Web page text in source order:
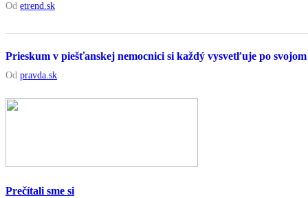
Od etrend.sk
Prieskum v piešťanskej nemocnici si každý vysvetľuje po svojom
Od pravda.sk
Prečítali sme si